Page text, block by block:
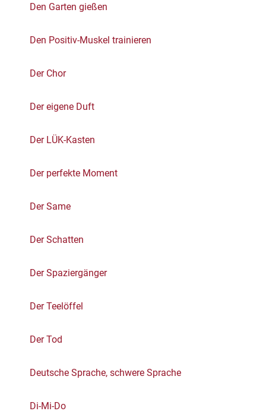
Den Garten gießen
Den Positiv-Muskel trainieren
Der Chor
Der eigene Duft
Der LÜK-Kasten
Der perfekte Moment
Der Same
Der Schatten
Der Spaziergänger
Der Teelöffel
Der Tod
Deutsche Sprache, schwere Sprache
Di-Mi-Do